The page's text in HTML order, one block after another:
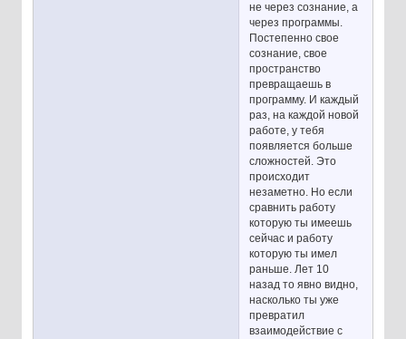
не через сознание, а
через программы.
Постепенно свое
сознание, свое
пространство
превращаешь в
программу. И каждый
раз, на каждой новой
работе, у тебя
появляется больше
сложностей. Это
происходит
незаметно. Но если
сравнить работу
которую ты имеешь
сейчас и работу
которую ты имел
раньше. Лет 10
назад то явно видно,
насколько ты уже
превратил
взаимодействие с